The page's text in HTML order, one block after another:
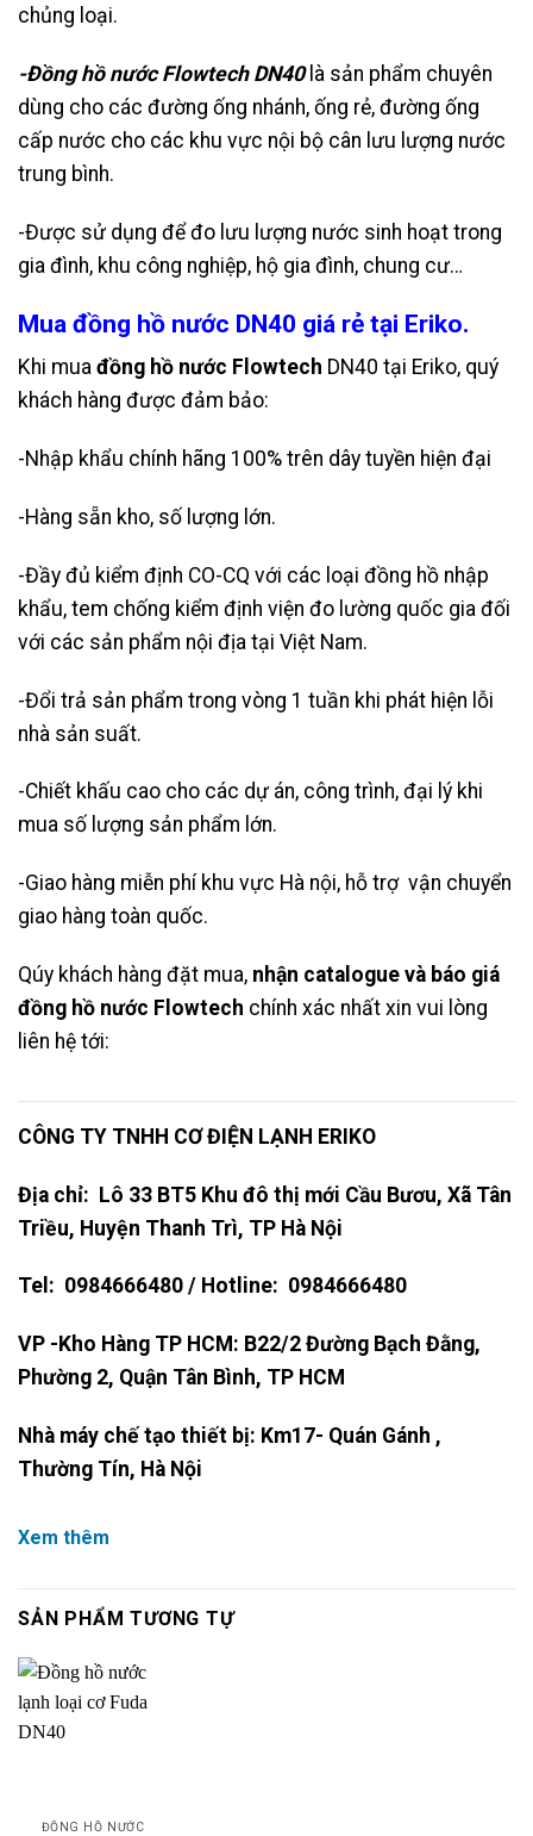
chủng loại.
-Đồng hồ nước Flowtech DN40là sản phẩm chuyên
dùng cho các đường ống nhánh, ống rẻ, đường ống
cấp nước cho các khu vực nội bộ cân lưu lượng nước
trung bình.
-Được sử dụng để đo lưu lượng nước sinh hoạt trong
gia đình, khu công nghiệp, hộ gia đình, chung cư…
Mua đồng hồ nước DN40 giá rẻ tại Eriko.
Khi mua đồng hồ nước Flowtech DN40 tại Eriko, quý
khách hàng được đảm bảo:
-Nhập khẩu chính hãng 100% trên dây tuyền hiện đại
-Hàng sẵn kho, số lượng lớn.
-Đầy đủ kiểm định CO-CQ với các loại đồng hồ nhập
khẩu, tem chống kiểm định viện đo lường quốc gia đối
với các sản phẩm nội địa tại Việt Nam.
-Đổi trả sản phẩm trong vòng 1 tuần khi phát hiện lỗi
nhà sản suất.
-Chiết khấu cao cho các dự án, công trình, đại lý khi
mua số lượng sản phẩm lớn.
-Giao hàng miễn phí khu vực Hà nội, hỗ trợ vận chuyển
giao hàng toàn quốc.
Qúy khách hàng đặt mua, nhận catalogue và báo giá
đồng hồ nước Flowtech chính xác nhất xin vui lòng
liên hệ tới:
CÔNG TY TNHH CƠ ĐIỆN LẠNH ERIKO
Địa chỉ: Lô 33 BT5 Khu đô thị mới Cầu Bươu, Xã Tân
Triều, Huyện Thanh Trì, TP Hà Nội
Tel: 0984666480 / Hotline: 0984666480
VP -Kho Hàng TP HCM: B22/2 Đường Bạch Đằng,
Phường 2, Quận Tân Bình, TP HCM
Nhà máy chế tạo thiết bị: Km17- Quán Gánh ,
Thường Tín, Hà Nội
Xem thêm
SẢN PHẨM TƯƠNG TỰ
ĐỒNG HỒ NƯỚC